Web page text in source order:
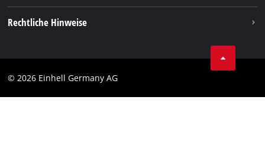
Vertrag widerrufen
Rechtliche Hinweise
Impressum
© 2026 Einhell Germany AG